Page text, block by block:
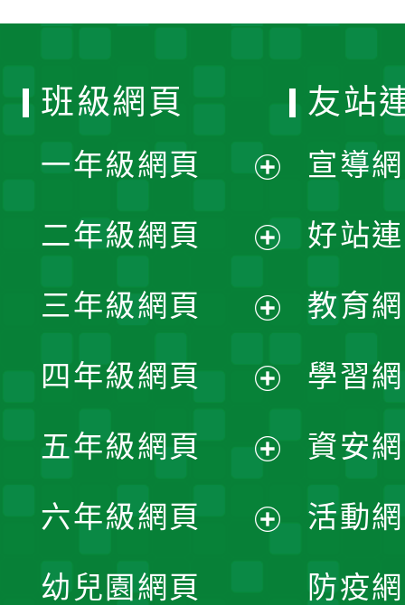
班級網頁
一年級網頁
開
選
單
二年級網頁
開
選
單
三年級網頁
開
選
單
四年級網頁
開
選
五年級網頁
開
六年級網頁
幼兒園網頁
友站
宣導
好站
教育
學習
資安
活動
防疫